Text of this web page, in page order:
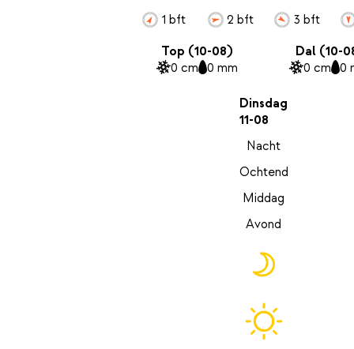
1 bft 2 bft 3 bft
Top (10-08)
0 cm 0 mm
Dal (10-
0 cm 0
Dinsdag
11-08
Nacht
Ochtend
Middag
Avond